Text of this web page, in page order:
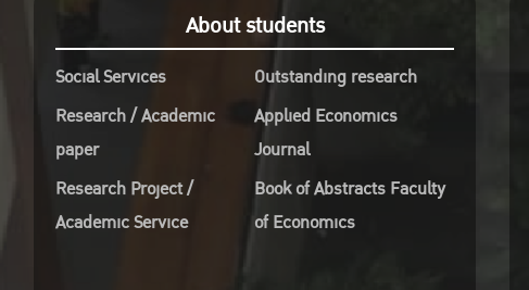
เศรษฐศาสตร์ มหาวิทยาลัย
เกษตรศาสตร์ และวิทยากรรับเชิญ คือ
คุณธนัช ชาญนิธิบวร และคุณพัชริดา
ธรรมเกสร ผู้ร่วมก่อตั้ง Bangkok
หลักสูตรนี้เหมาะสำหรับผู้ที่ต้องการ
ทำธุรกิจลานกางเต็นท์ หรือ ผู้ที่สนใจ
About students
Social Services
Outstanding research
Research / Academic
paper
Applied Economics
Journal
Research Project /
Academic Service
Book of Abstracts Faculty
of Economics